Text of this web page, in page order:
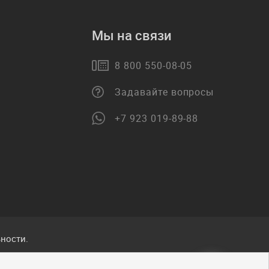
Мы на связи
8 800 550-08-05
Задавайте вопросы
+7 923 019-89-88